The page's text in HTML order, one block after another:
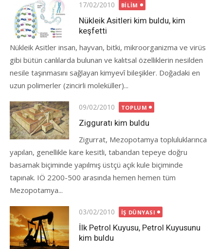
Posted
on
17/02/2010 BILIM
Nükleik Asitleri kim buldu, kim
keşfetti
Nükleik Asitler insan, hayvan, bitki, mikroorganizma ve virüs
gibi bütün canlılarda bulunan ve kalıtsal özelliklerin nesilden
nesile taşınmasını sağlayan kimyevî bileşikler. Doğadaki en
uzun polimerler (zincirli moleküller)...
Posted
on
09/02/2010 TOPLUM
Zigguratı kim buldu
Zigurrat, Mezopotamya topluluklarınca
yapılan, genellikle kare kesitli, tabandan tepeye doğru
basamak biçiminde yapılmış üstçü açık kule biçiminde
tapınak. IÖ 2200-500 arasında hemen hemen tüm
Mezopotamya...
Posted
on
03/02/2010 İŞ DÜNYASI
İlk Petrol Kuyusu, Petrol Kuyusunu
kim buldu